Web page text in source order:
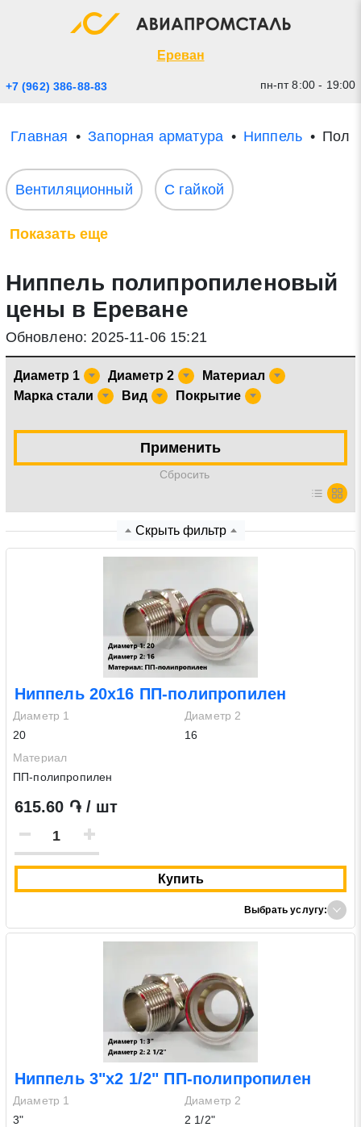
Ереван
+7 (962) 386-88-83 пн-пт 8:00 - 19:00
Главная Запорная арматура Ниппель
Вентиляционный С гайкой
Показать еще
Ниппель полипропиленовый
цены в Ереване
Обновлено: 2025-11-06 15:21
Диаметр 1 Диаметр 2
Материал
Марка стали
Вид Покрытие
Применить
Cбросить
Скрыть фильтр
Ниппель 20х16 ПП-полипропилен
Диаметр 1
20
Диаметр 2
16
Материал
ПП-полипропилен
615.60 ֏ / шт
Купить
Выбрать услугу:
Ниппель 3"х2 1/2" ПП-полипропилен
Диаметр 1
3"
Диаметр 2
2 1/2"
Экспресс заявка
Прикрепить файл (до 20 mb)
Отправить заявку
Нажимая на кнопку «Отправить заявку» Вы даете
соответствии со статьей 9 Федерального закона от 27
июля 2006 г. N 152-ФЗ «О персональных данных», а
также соглашаетесь на информационную рассылку по